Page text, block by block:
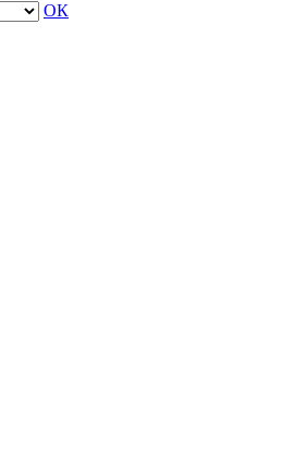
ОК